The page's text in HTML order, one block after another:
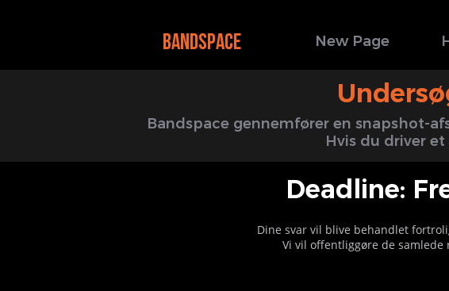
BANDSPACE New Page
Bandspace gennemfører en snapshot-
Hvis du driver
Deadline:
Dine svar vil blive behandlet
Vi vil offentliggøre de